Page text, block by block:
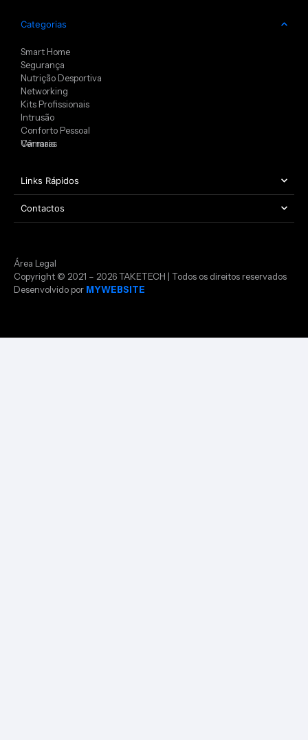
Categorias
Smart Home
Segurança
Nutrição Desportiva
Networking
Kits Profissionais
Intrusão
Conforto Pessoal
Câmaras
Ver mais
Links Rápidos
Contactos
Copyright © 2021 – 2026 TAKETECH | Todos os direitos reservados
Desenvolvido por MYWEBSITE
Área Legal